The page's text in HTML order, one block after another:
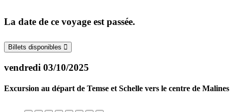
La date de ce voyage est passée.
Billets disponibles
vendredi 03/10/2025
Excursion au départ de Temse et Schelle vers le centre de Malines